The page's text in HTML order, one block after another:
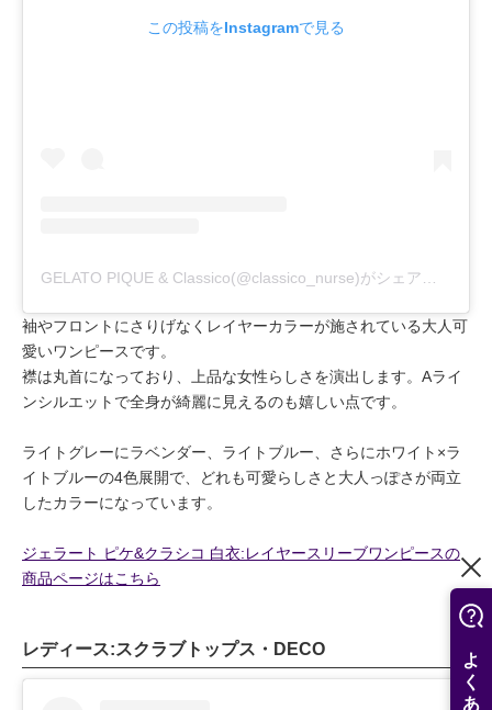
この投稿をInstagramで見る
GELATO PIQUE & Classico(@classico_nurse)がシェアした投稿
袖やフロントにさりげなくレイヤーカラーが施されている大人可
愛いワンピースです。
襟は丸首になっており、上品な女性らしさを演出します。Aライ
ンシルエットで全身が綺麗に見えるのも嬉しい点です。
ライトグレーにラベンダー、ライトブルー、さらにホワイト×ラ
イトブルーの4色展開で、どれも可愛らしさと大人っぽさが両立
したカラーになっています。
ジェラート ピケ&クラシコ 白衣:レイヤースリーブワンピースの
商品ページはこちら
レディース:スクラブトップス・DECO